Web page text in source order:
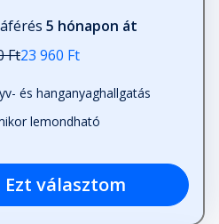
5 hónapon át
Ft23 960 Ft
és hanganyaghallgatás
lemondható
Ezt választom